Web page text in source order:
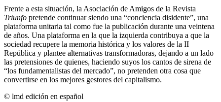
Frente a esta situación, la Asociación de Amigos de la Revista
Triunfo pretende continuar siendo una “conciencia disidente”, una
plataforma unitaria tal como fue la publicación durante una veintena
de años. Una plataforma en la que la izquierda contribuya a que la
sociedad recupere la memoria histórica y los valores de la II
República y plantee alternativas transformadoras, dejando a un lado
las pretensiones de quienes, haciendo suyos los cantos de sirena de
“los fundamentalistas del mercado”, no pretenden otra cosa que
convertirse en los mejores gestores del capitalismo.
© lmd edición en español